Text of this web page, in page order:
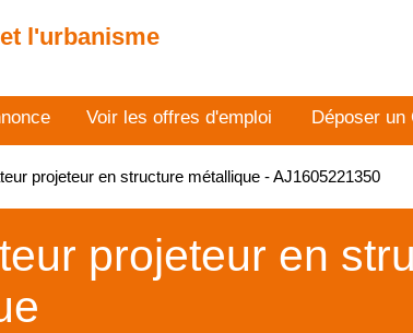
l'urbanisme
Voir les offres d'emploi Déposer un
projeteur en structure métallique - AJ1605221350
projeteur en